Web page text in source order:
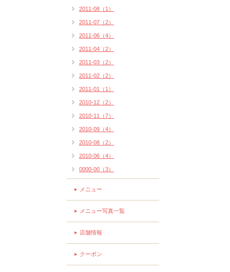
2011-08（1）
2011-07（2）
2011-06（4）
2011-04（2）
2011-03（2）
2011-02（2）
2011-01（1）
2010-12（2）
2010-11（7）
2010-09（4）
2010-08（2）
2010-06（4）
0000-00（3）
メニュー
メニュー写真一覧
店舗情報
クーポン